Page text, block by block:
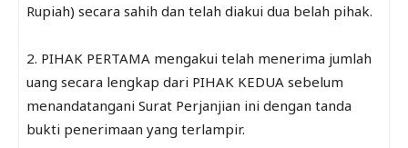
Rupiah) secara sahih dan telah diakui dua belah pihak.
2. PIHAK PERTAMA mengakui telah menerima jumlah
uang secara lengkap dari PIHAK KEDUA sebelum
menandatangani Surat Perjanjian ini dengan tanda
bukti penerimaan yang terlampir.